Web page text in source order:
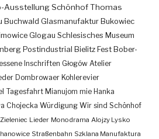
AusstellungSchönhofThomas
Buchwald Glasmanufaktur Bukowiec
Glogau Schlesisches Museum
Postindustrial Bielitz Fest Bober-
Inschriften Głogów Atelier
Dombrowaer Kohlerevier
Tagesfahrt Mianujom mie Hanka
Chojecka Würdigung Wir sind Schönhof
Zieleniec Lieder Monodrama Alojzy Lysko
Straßenbahn Szklana Manufaktura